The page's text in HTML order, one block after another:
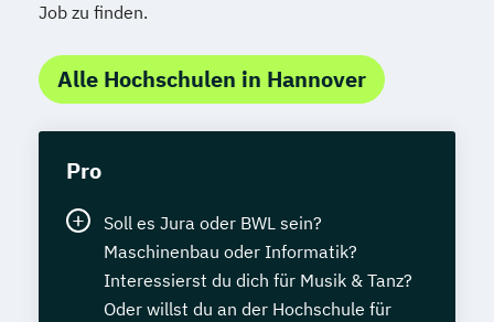
Job zu finden.
Alle Hochschulen in Hannover
Pro
Soll es Jura oder BWL sein?
Maschinenbau oder Informatik?
Interessierst du dich für Musik & Tanz?
Oder willst du an der Hochschule für